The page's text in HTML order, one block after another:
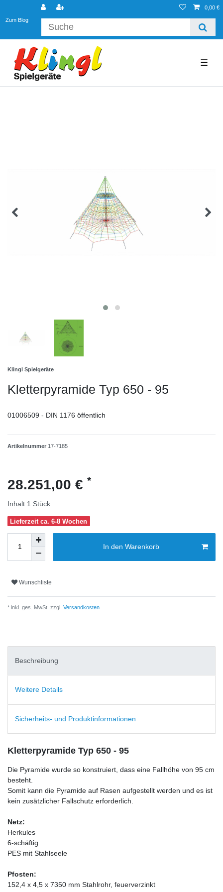
Zum Blog
0,00 €
☰
Klingl Spielgeräte
Kletterpyramide Typ 650 - 95
01006509 - DIN 1176 öffentlich
Artikelnummer 17-7185
28.251,00 € *
Inhalt 1 Stück
Lieferzeit ca. 6-8 Wochen
In den Warenkorb
Wunschliste
* inkl. ges. MwSt. zzgl. Versandkosten
Beschreibung
Weitere Details
Sicherheits- und Produktinformationen
Kletterpyramide Typ 650 - 95
Die Pyramide wurde so konstruiert, dass eine Fallhöhe von 95 cm
besteht.
Somit kann die Pyramide auf Rasen aufgestellt werden und es ist
kein zusätzlicher Fallschutz erforderlich.
Netz:
Herkules
6-schäftig
PES mit Stahlseele
Pfosten:
152,4 x 4,5 x 7350 mm Stahlrohr, feuerverzinkt